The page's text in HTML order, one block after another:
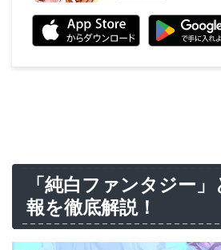
「純白ファンタジー
報を徹底解説！